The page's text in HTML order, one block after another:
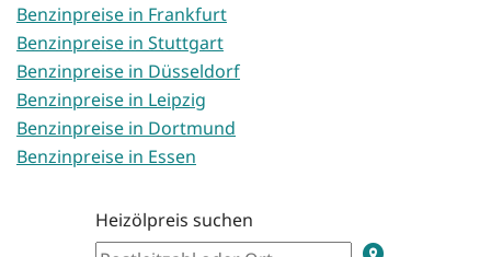
Benzinpreise in Frankfurt
Benzinpreise in Stuttgart
Benzinpreise in Düsseldorf
Benzinpreise in Leipzig
Benzinpreise in Dortmund
Benzinpreise in Essen
Heizölpreis suchen